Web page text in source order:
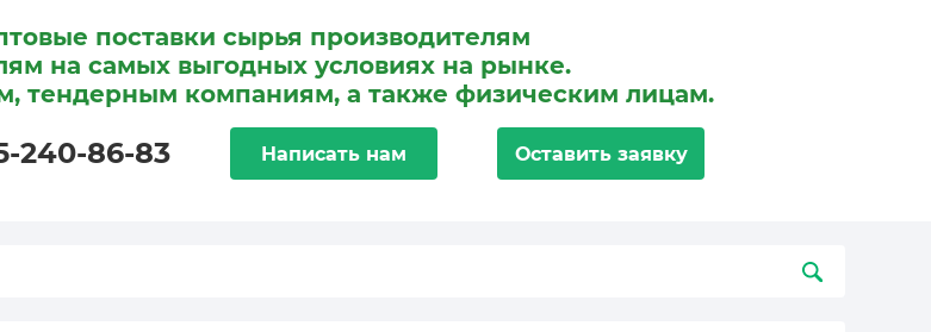
поставки сырья производителям
на самых выгодных условиях на рынке.
тендерным компаниям, а также физическим лицам.
240-86-83 Написать нам Оставить заявку